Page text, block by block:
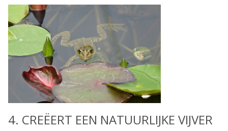
4. CREËERT EEN NATUURLIJKE VIJVER